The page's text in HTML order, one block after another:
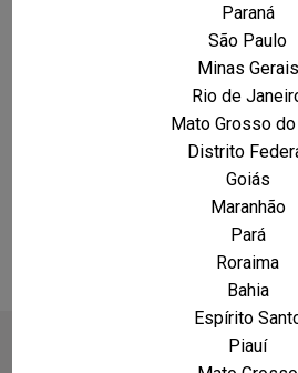
Paraná
São Paulo
Minas Gerais
Rio de
Mato Grosso
Distrito
Goiás
Maranhão
Pará
Roraima
Bahia
Espírito
Piauí
Não foram
para a sua pesquisa:
Ranger 2.5 4x2 TB
REALIZE UMA NOVA PESQUISA E TENTE